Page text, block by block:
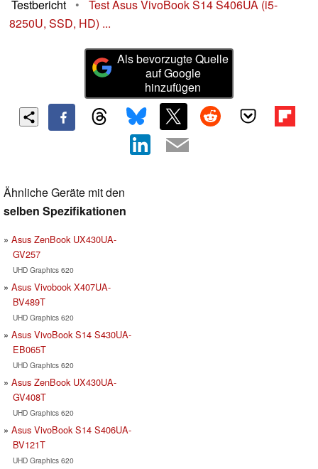
Testbericht
•
Test Asus VivoBook S14 S406UA (i5-
8250U, SSD, HD) ...
Als bevorzugte Quelle
auf Google
hinzufügen
Ähnliche Geräte mit den
selben Spezifikationen
Asus ZenBook UX430UA-
GV257
UHD Graphics 620
Asus Vivobook X407UA-
BV489T
UHD Graphics 620
Asus VivoBook S14 S430UA-
EB065T
UHD Graphics 620
Asus ZenBook UX430UA-
GV408T
UHD Graphics 620
Asus VivoBook S14 S406UA-
BV121T
UHD Graphics 620